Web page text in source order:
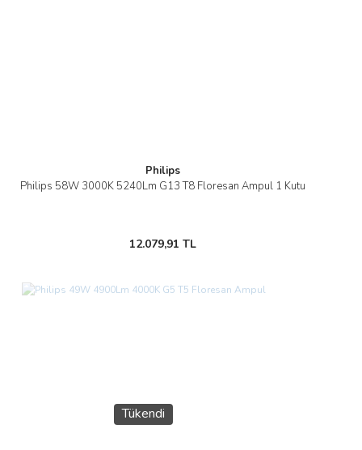
Philips
Philips 58W 3000K 5240Lm G13 T8 Floresan Ampul 1 Kutu
12.079,91 TL
Tükendi